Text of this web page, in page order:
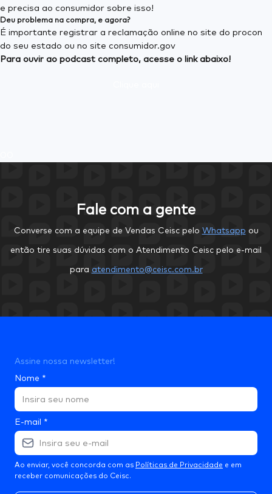
e precisa ao consumidor sobre isso!
Deu problema na compra, e agora?
É importante registrar a reclamação online no site do procon
do seu estado ou no site consumidor.gov
Para ouvir ao podcast completo, acesse o link abaixo!
Fale com a gente
Converse com a equipe de Vendas Ceisc pelo Whatsapp ou
então tire suas dúvidas com o Atendimento Ceisc pelo e-mail
para atendimento@ceisc.com.br
Assine nossa newsletter!
Nome *
E-mail *
Ao enviar, você concorda com as Políticas de Privacidade e em
receber comunicações do Ceisc.